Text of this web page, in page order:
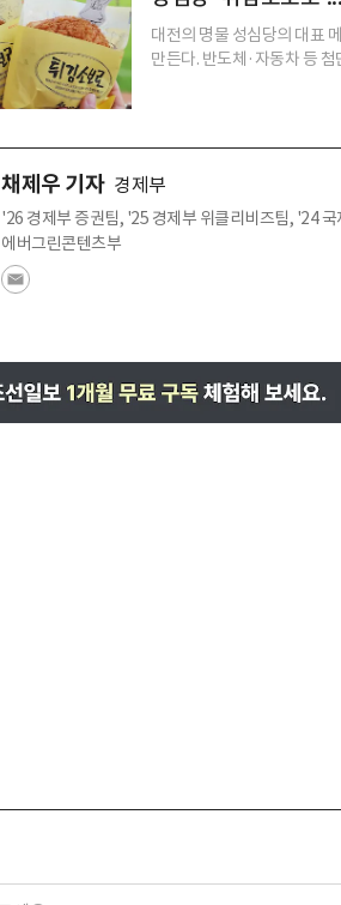
대전의 명물 성심당의 대표
만든다. 반도체·자동차 등
채제우 기자 경제부
'26 경제부 증권팀, '25 경제부 위클리비즈팀, '24
에버그린콘텐츠부